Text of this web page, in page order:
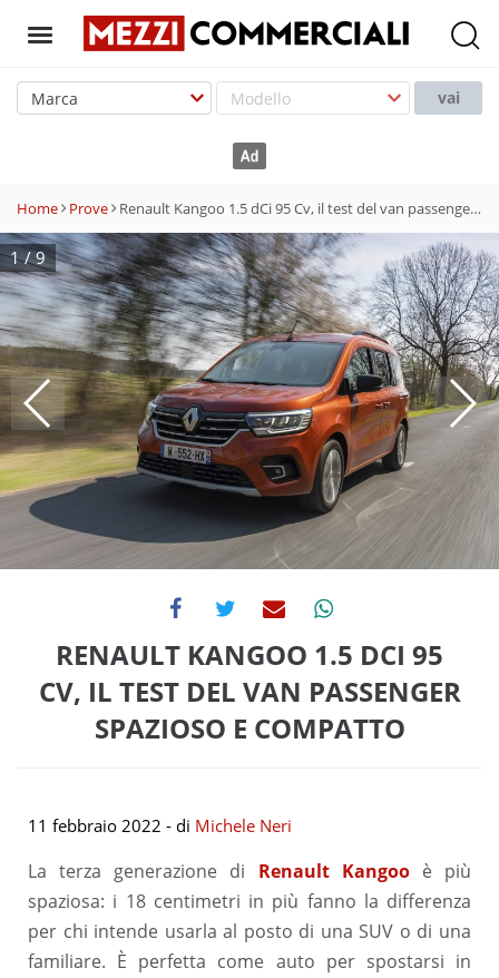
T
g
n
a
v
i
g
a
i
o
n
vai
Home Prove Renault Kangoo 1.5 dCi 95 Cv, il test del van passenger spazioso e compatto
1/9
RENAULT KANGOO 1.5 DCI 95
CV, IL TEST DEL VAN PASSENGER
SPAZIOSO E COMPATTO
11 febbraio 2022 - di Michele Neri
La terza generazione di Renault Kangooè più
spaziosa: i 18 centimetri in più fanno la differenza
per chi intende usarla al posto di una SUV o di una
familiare. È perfetta come auto per spostarsi in